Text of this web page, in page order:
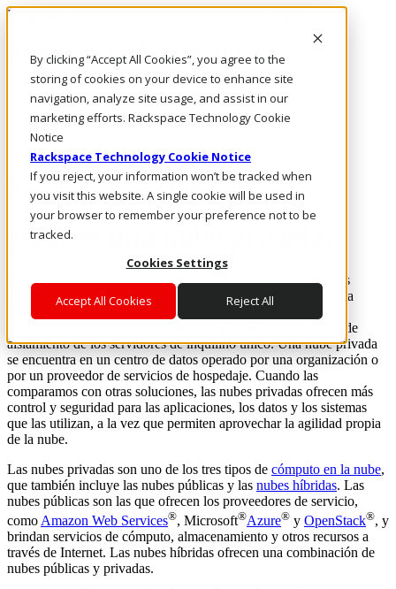
By clicking “Accept All Cookies”, you agree to the
storing of cookies on your device to enhance site
navigation, analyze site usage, and assist in our
marketing efforts. Rackspace Technology Cookie
Notice
Rackspace Technology Cookie Notice
If you reject, your information won’t be tracked when
you visit this website. A single cookie will be used in
your browser to remember your preference not to be
tracked.
Cookies Settings
Accept All Cookies Reject All
Rackspace Technology: Multicloud Solution Experts
Rackspace Ceiling (Dark)
Call Us
Live Chat
Email Us
Rackspace Cloud Library
¿Qué es una nube privada?
Una nube privada es un entorno dedicado que ofrece ventajas
similares a las de una nube pública —como la escalabilidad, la
utilización mejorada de recursos y las funcionalidades de
autoservicio— a la vez que brinda las mismas características de
aislamiento de los servidores de inquilino único.Una nube privada
se encuentra en un centro de datos operado por una organización o
por un proveedor de servicios de hospedaje. Cuando las
comparamos con otras soluciones, las nubes privadas ofrecen más
control y seguridad para las aplicaciones, los datos y los sistemas
que las utilizan, a la vez que permiten aprovechar la agilidad propia
de la nube.
Las nubes privadas son uno de los tres tipos de cómputo en la nube,
que también incluye las nubes públicas y las nubes híbridas. Las
nubes públicas son las que ofrecen los proveedores de servicio,
como Amazon Web Services®, Microsoft®Azure® y OpenStack®, y
brindan servicios de cómputo, almacenamiento y otros recursos a
través de Internet. Las nubes híbridas ofrecen una combinación de
nubes públicas y privadas.